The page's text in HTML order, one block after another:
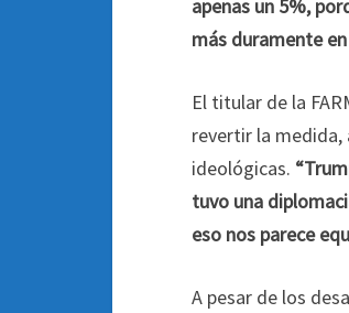
apenas un 5%,
más duramente
El titular de la
revertir la medida,
ideológicas.
tuvo una
eso nos parece
A pesar de los